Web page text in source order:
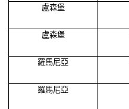
盧森堡
盧森堡
羅馬尼亞
羅馬尼亞